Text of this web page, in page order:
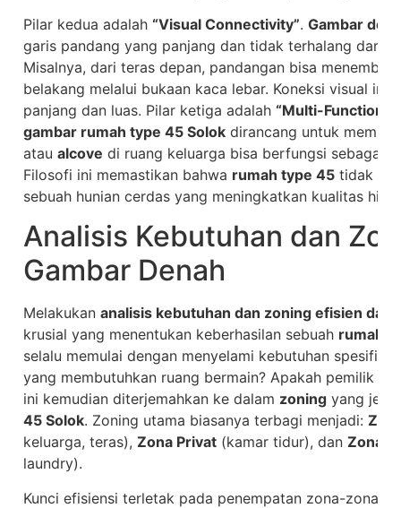
Pilar kedua adalah “Visual Connectivity”. Gambar
garis pandang yang panjang dan tidak terhalang dari
Misalnya, dari teras depan, pandangan bisa
belakang melalui bukaan kaca lebar. Koneksi visual ini
panjang dan luas. Pilar ketiga adalah “Multi-Functional
gambar rumah type 45 Solok dirancang untuk
atau alcove di ruang keluarga bisa berfungsi sebagai
Filosofi ini memastikan bahwa rumah type 45 tidak
sebuah hunian cerdas yang meningkatkan kualitas
Analisis Kebutuhan dan
Gambar Denah
Melakukan analisis kebutuhan dan zoning efisien
krusial yang menentukan keberhasilan sebuah rumah
selalu memulai dengan menyelami kebutuhan spesifik
yang membutuhkan ruang bermain? Apakah pemilik
ini kemudian diterjemahkan ke dalam zoning yang
45 Solok. Zoning utama biasanya terbagi menjadi:
keluarga, teras), Zona Privat (kamar tidur), dan Zona
laundry).
Kunci efisiensi terletak pada penempatan zona-zona